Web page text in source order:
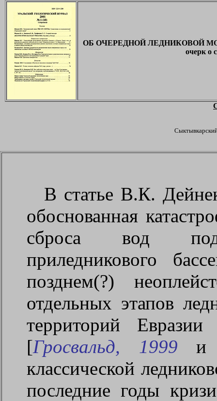
ОБ ОЧЕРЕДНОЙ ЛЕДНИКОВОЙ
очерк о
В статье В.К.
обоснованная
сброса вод
приледникового
позднем(?)
отдельных этапов
территорий
[Гросвальд, 1999 и
классической
последние годы